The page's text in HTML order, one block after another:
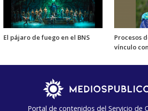
El pájaro de fuego en el BNS
Procesos
vínculo
Portal de contenidos del Servicio de